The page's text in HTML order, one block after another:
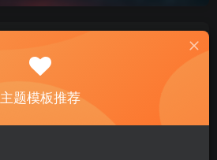
福建男子四年前“翻墙”浏览境外网站被
行政处罚
微资讯
2年前
主题模板推荐